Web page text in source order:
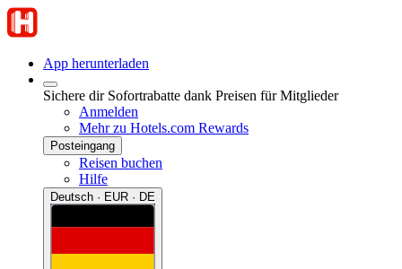
App herunterladen
Sichere dir Sofortrabatte dank Preisen für Mitglieder
Anmelden
Mehr zu Hotels.com Rewards
Posteingang
Reisen buchen
Hilfe
Deutsch · EUR · DE